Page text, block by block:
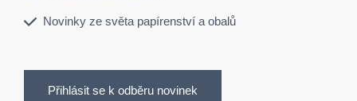
Novinky ze světa papírenství a obalů
Přihlásit se k odběru novinek